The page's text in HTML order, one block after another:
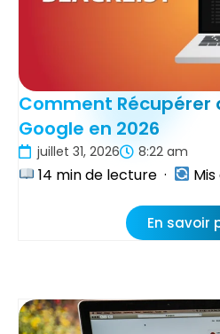
Comment Récupérer
Google en 2026
juillet 31, 2026 8:22 am
14 min de lecture ·
En savoir